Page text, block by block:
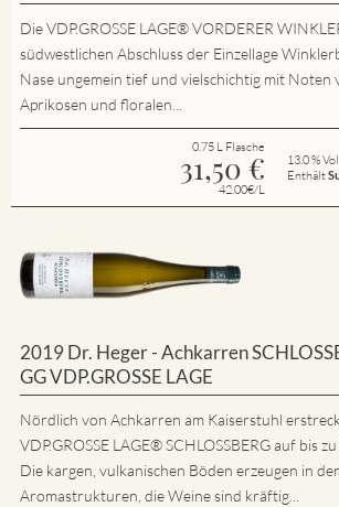
Die VDP.GROSSE LAGE® VORDERER
südwestlichen Abschluss der Einzellage
Nase ungemein tief und vielschichtig mit Noten
Aprikosen und floralen...
0.75 L Flasche
31,50 €
42.00€/L
13.0 % Vol
Enthält
2019 Dr. Heger - Achkarren
GG VDP.GROSSE LAGE
Nördlich von Achkarren am Kaiserstuhl
VDP.GROSSE LAGE® SCHLOSSBERG auf bis
Die kargen, vulkanischen Böden erzeugen in
Aromastrukturen, die Weine sind kräftig...